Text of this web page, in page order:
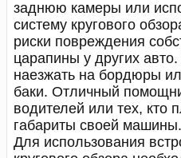
заднюю камеры или
систему кругового
риски повреждения
царапины у других
наезжать на бордюры
баки. Отличный
водителей или тех, кто
габариты своей машины.
Для использования